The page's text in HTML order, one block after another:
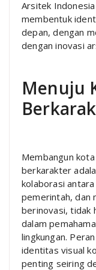
Arsitek
membentuk
depan, dengan
dengan inovasi
Menuju
Membangun
berkarakter
kolaborasi
pemerintah, dan
berinovasi, tidak
dalam
lingkungan.
identitas visual
penting seiring